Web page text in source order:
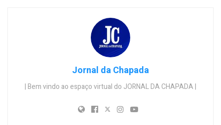
Jornal da Chapada
| Bem vindo ao espaço virtual do JORNAL DA CHAPADA |